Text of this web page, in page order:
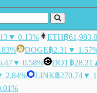
▼ 0.13% ETH฿
DOGE฿2.31 ▼
▼ 0.58% DOT฿28.21
2.84% LINK฿270.74▼